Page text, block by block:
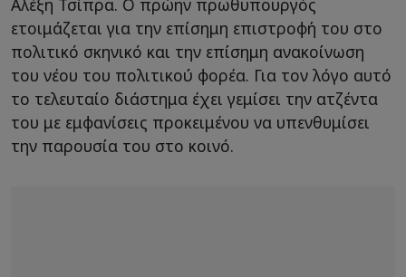
Αλέξη Τσίπρα. Ο πρώην πρωθυπουργός
ετοιμάζεται για την επίσημη επιστροφή του στο
πολιτικό σκηνικό και την επίσημη ανακοίνωση
του νέου του πολιτικού φορέα. Για τον λόγο αυτό
το τελευταίο διάστημα έχει γεμίσει την ατζέντα
του με εμφανίσεις προκειμένου να υπενθυμίσει
την παρουσία του στο κοινό.